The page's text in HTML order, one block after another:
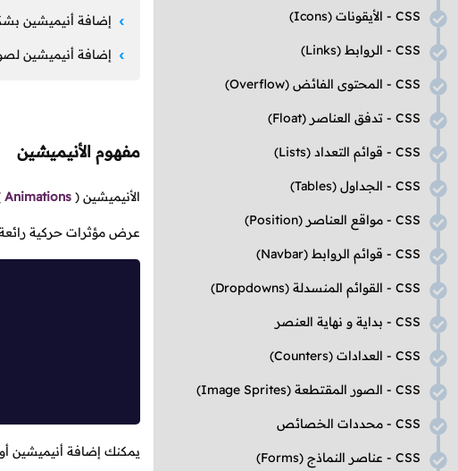
CSS - الأيقونات (Icons)
CSS - الروابط (Links)
CSS - المحتوى الفائض (Overflow)
CSS - تدفق العناصر (Float)
CSS - قوائم التعداد (Lists)
CSS - الجداول (Tables)
CSS - مواقع العناصر (Position)
CSS - قوائم الروابط (Navbar)
CSS - القوائم المنسدلة (Dropdowns)
CSS - بداية و نهاية العنصر
CSS - العدادات (Counters)
CSS - الصور المقتطعة (Image Sprites)
CSS - محددات الخصائص
CSS - عناصر النماذج (Forms)
إضافة أنيميشين
إضافة أنيميشين
مفهوم الأنيميشين
الأنيميشين (
Animations
عرض مؤثرات حركية
يمكنك إضافة أنيميشين